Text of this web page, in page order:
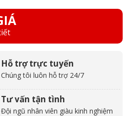
Hỗ trợ trực tuyến
Chúng tôi luôn hỗ trợ 24/7
Tư vấn tận tình
Đội ngũ nhân viên giàu kinh nghiệm